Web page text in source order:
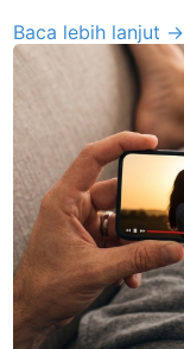
Baca lebih lanjut →